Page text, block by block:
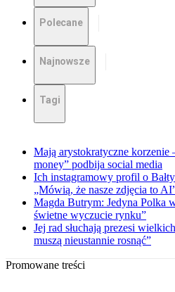
Polecane
Najnowsze
Tagi
Mają arystokratyczne korzenie
money” podbija social media
Ich instagramowy profil o
„Mówią, że nasze zdjęcia to
Magda Butrym: Jedyna Polka
świetne wyczucie rynku”
Jej rad słuchają prezesi
muszą nieustannie rosnąć”
Promowane treści